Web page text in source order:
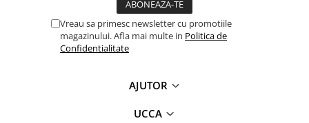
Vreau sa primesc newsletter cu promotiile
magazinului. Afla mai multe in Politica de
Confidentialitate
AJUTOR
UCCA